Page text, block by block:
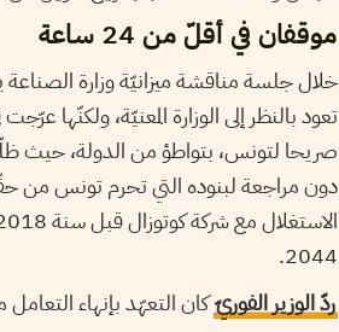
موقفان في أقلّ من 24 ساعة
خلال جلسة مناقشة ميزانيّة وزارة
تعود بالنظر إلى الوزارة المعنيّة، ولكنّها
صريحا لتونس، بتواطؤ من الدولة، حيث
دون مراجعة لبنوده التي تحرم تونس من
2044.
ردّ الوزير الفوريّكان التعهّد بإنهاء